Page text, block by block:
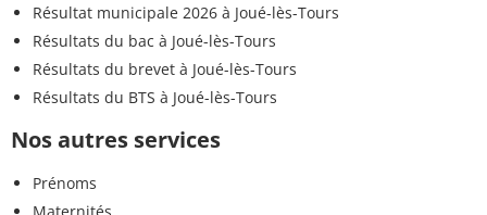
Résultat municipale 2026 à Joué-lès-Tours
Résultats du bac à Joué-lès-Tours
Résultats du brevet à Joué-lès-Tours
Résultats du BTS à Joué-lès-Tours
Nos autres services
Prénoms
Maternités